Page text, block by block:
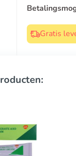
Gratis